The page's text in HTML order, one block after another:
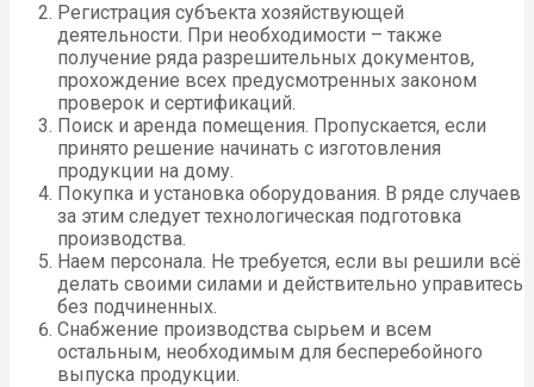
Регистрация субъекта хозяйствующей
деятельности. При необходимости – также
получение ряда разрешительных документов,
прохождение всех предусмотренных законом
проверок и сертификаций.
Поиск и аренда помещения. Пропускается, если
принято решение начинать с изготовления
продукции на дому.
Покупка и установка оборудования. В ряде случаев
за этим следует технологическая подготовка
производства.
Наем персонала. Не требуется, если вы решили всё
делать своими силами и действительно управитесь
без подчиненных.
Снабжение производства сырьем и всем
остальным, необходимым для бесперебойного
выпуска продукции.